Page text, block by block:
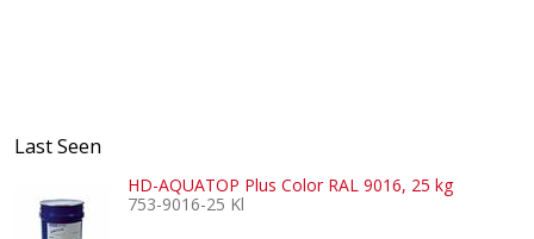
Last Seen
HD-AQUATOP Plus Color RAL 9016, 25 kg
753-9016-25 Kl